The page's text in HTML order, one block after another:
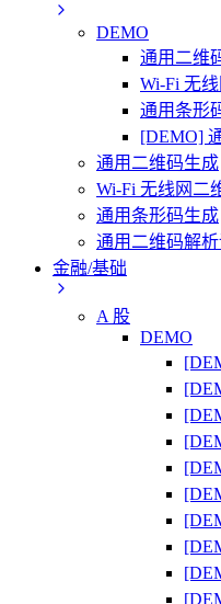
DEMO
通用二维
Wi-Fi 无
通用条形
[DEMO]
通用二维码生成
Wi-Fi 无线网二
通用条形码生成
通用二维码解
金融/基础
A 股
DEMO